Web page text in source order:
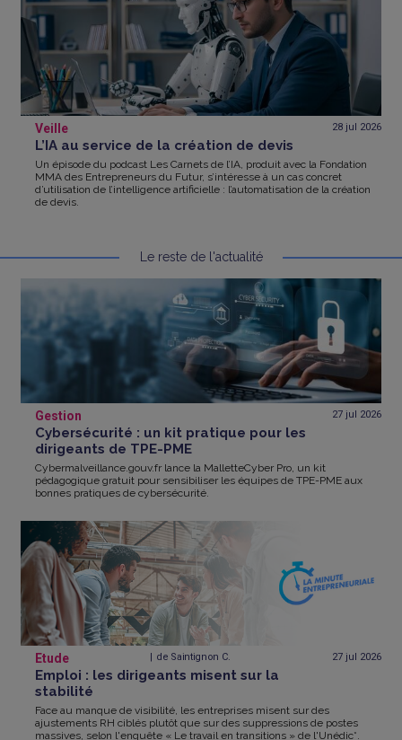
Veille 28 jul 2026
L’IA au service de la création de devis
Un épisode du podcast Les Carnets de l’IA, produit avec la Fondation
MMA des Entrepreneurs du Futur, s’intéresse à un cas concret
d’utilisation de l’intelligence artificielle : l’automatisation de la création
de devis.
Le reste de l'actualité
Gestion 27 jul 2026
Cybersécurité : un kit pratique pour les
dirigeants de TPE-PME
Cybermalveillance.gouv.fr lance la MalletteCyber Pro, un kit
pédagogique gratuit pour sensibiliser les équipes de TPE-PME aux
bonnes pratiques de cybersécurité.
Etude de Saintignon C. 27 jul 2026
Emploi : les dirigeants misent sur la
stabilité
Face au manque de visibilité, les entreprises misent sur des
ajustements RH ciblés plutôt que sur des suppressions de postes
massives, selon l'enquête « Le travail en transitions » de l'Unédic*.